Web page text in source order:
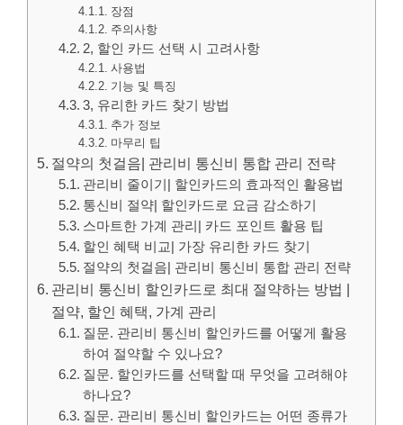
장점
주의사항
2, 할인 카드 선택 시 고려사항
사용법
기능 및 특징
3, 유리한 카드 찾기 방법
추가 정보
마무리 팁
절약의 첫걸음| 관리비 통신비 통합 관리 전략
관리비 줄이기| 할인카드의 효과적인 활용법
통신비 절약| 할인카드로 요금 감소하기
스마트한 가계 관리| 카드 포인트 활용 팁
할인 혜택 비교| 가장 유리한 카드 찾기
절약의 첫걸음| 관리비 통신비 통합 관리 전략
관리비 통신비 할인카드로 최대 절약하는 방법 |
절약, 할인 혜택, 가계 관리
질문. 관리비 통신비 할인카드를 어떻게 활용
하여 절약할 수 있나요?
질문. 할인카드를 선택할 때 무엇을 고려해야
하나요?
질문. 관리비 통신비 할인카드는 어떤 종류가